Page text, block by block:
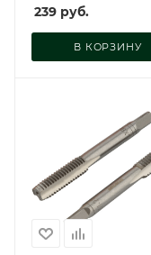
239 руб.
В КОРЗИНУ